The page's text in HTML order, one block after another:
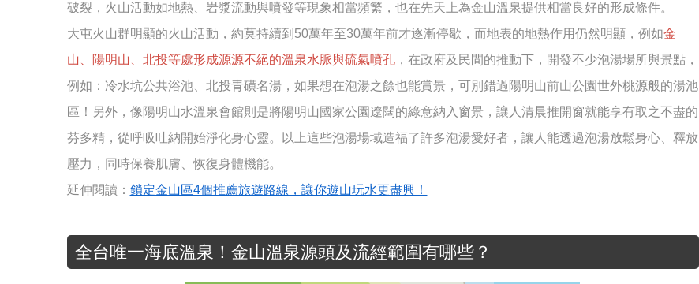
破裂，火山活動如地熱、岩漿流動與噴發等現象相當頻繁，也在先天上為金山溫泉提供相當良好的形成條件。
大屯火山群明顯的火山活動，約莫持續到50萬年至30萬年前才逐漸停歇，而地表的地熱作用仍然明顯，例如金
山、陽明山、北投等處形成源源不絕的溫泉水脈與硫氣噴孔，在政府及民間的推動下，開發不少泡湯場所與景點，
例如：冷水坑公共浴池、北投青磺名湯，如果想在泡湯之餘也能賞景，可別錯過陽明山前山公園世外桃源般的湯池
區！另外，像陽明山水溫泉會館則是將陽明山國家公園遼闊的綠意納入窗景，讓人清晨推開窗就能享有取之不盡的
芬多精，從呼吸吐納開始淨化身心靈。以上這些泡湯場域造福了許多泡湯愛好者，讓人能透過泡湯放鬆身心、釋放
壓力，同時保養肌膚、恢復身體機能。
延伸閱讀： 鎖定金山區4個推薦旅遊路線，讓你遊山玩水更盡興！
全台唯一海底溫泉！金山溫泉源頭及流經範圍有哪些？